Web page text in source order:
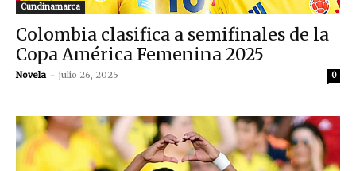
Cundinamarca
Colombia clasifica a semifinales de la
Copa América Femenina 2025
Novela - julio 26, 2025 0